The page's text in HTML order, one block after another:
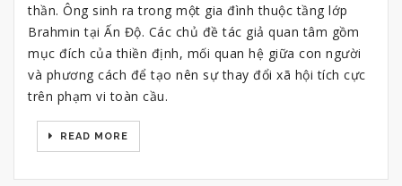
thần. Ông sinh ra trong một gia đình thuộc tầng lớp
Brahmin tại Ấn Độ. Các chủ đề tác giả quan tâm gồm
mục đích của thiền định, mối quan hệ giữa con người
và phương cách để tạo nên sự thay đổi xã hội tích cực
trên phạm vi toàn cầu.
READ MORE